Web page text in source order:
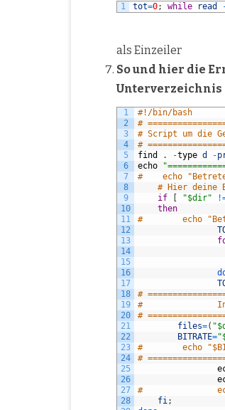
1 tot=0; while read
als Einzeiler
So und hier die
Unterverzeichnis
1
2
3
4
5
6
7
8
9
10
11
12
13
14
15
16
17
18
19
20
21
22
23
24
25
26
27
28
#!/bin/bash
#
# Script um die
#
find
. -type d -
echo
#    echo
# Hier deine
if
"$dir"
then
#        echo
#
#
#
files=(
BITRATE=
#        echo
#
#
fi;